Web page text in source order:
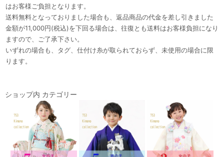
はお客様ご負担となります。
送料無料となっておりました場合も、返品商品の代金を差し引きました
金額が11,000円(税込)を下回る場合は、往復とも送料はお客様負担になり
ますので、ご了承下さい。
いずれの場合も、タグ、仕付け糸が取られておらず、未使用の場合に限
ります。
ショップ内 カテゴリー